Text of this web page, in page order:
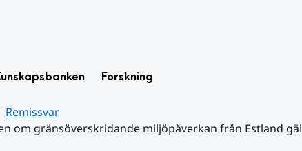
Forskning
Remissvar
om gränsöverskridande miljöpåverkan från Estland